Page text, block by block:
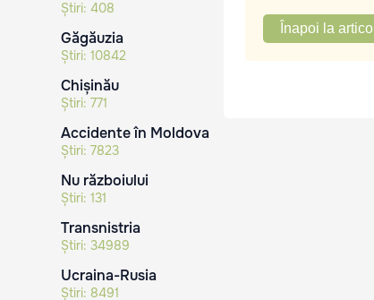
Știri: 408
Găgăuzia
Știri: 10842
Chișinău
Știri: 771
Accidente în Moldova
Știri: 7823
Nu războiului
Știri: 131
Transnistria
Știri: 34989
Ucraina-Rusia
Știri: 8491
Înapoi la